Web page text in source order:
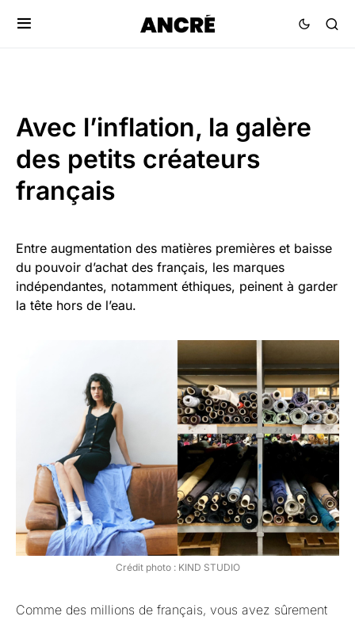
Avec l’inflation, la galère
des petits créateurs
français
Entre augmentation des matières premières et baisse
du pouvoir d’achat des français, les marques
indépendantes, notamment éthiques, peinent à garder
la tête hors de l’eau.
Crédit photo : KIND STUDIO
Comme des millions de français, vous avez sûrement